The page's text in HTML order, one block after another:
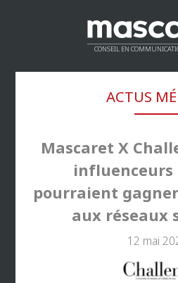
CONSEIL EN
PROPOSITION DE VALEUR
CONTACT
ACTUS
Mascaret X
pourraient
aux réseaux
12 mai